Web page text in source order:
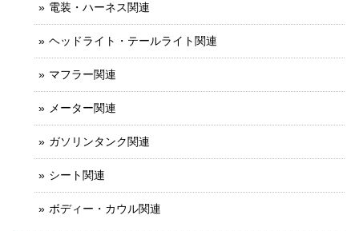
電装・ハーネス関連
ヘッドライト・テールライト関連
マフラー関連
メーター関連
ガソリンタンク関連
シート関連
ボディー・カウル関連